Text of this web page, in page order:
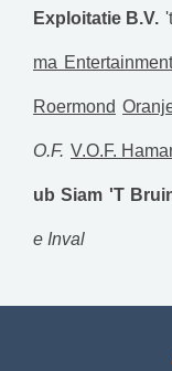
Exploitatie B.V.
ma
Roermond
O.F. V.O.F.
ub Siam 'T
e Inval